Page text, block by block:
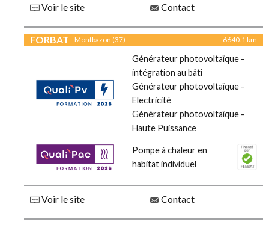
Voir le site Contact
FORBAT - Montbazon (37) 6640.1 km
Générateur photovoltaïque -
intégration au bâti
Générateur photovoltaïque -
Electricité
Générateur photovoltaïque -
Haute Puissance
Pompe à chaleur en
habitat individuel
Voir le site Contact